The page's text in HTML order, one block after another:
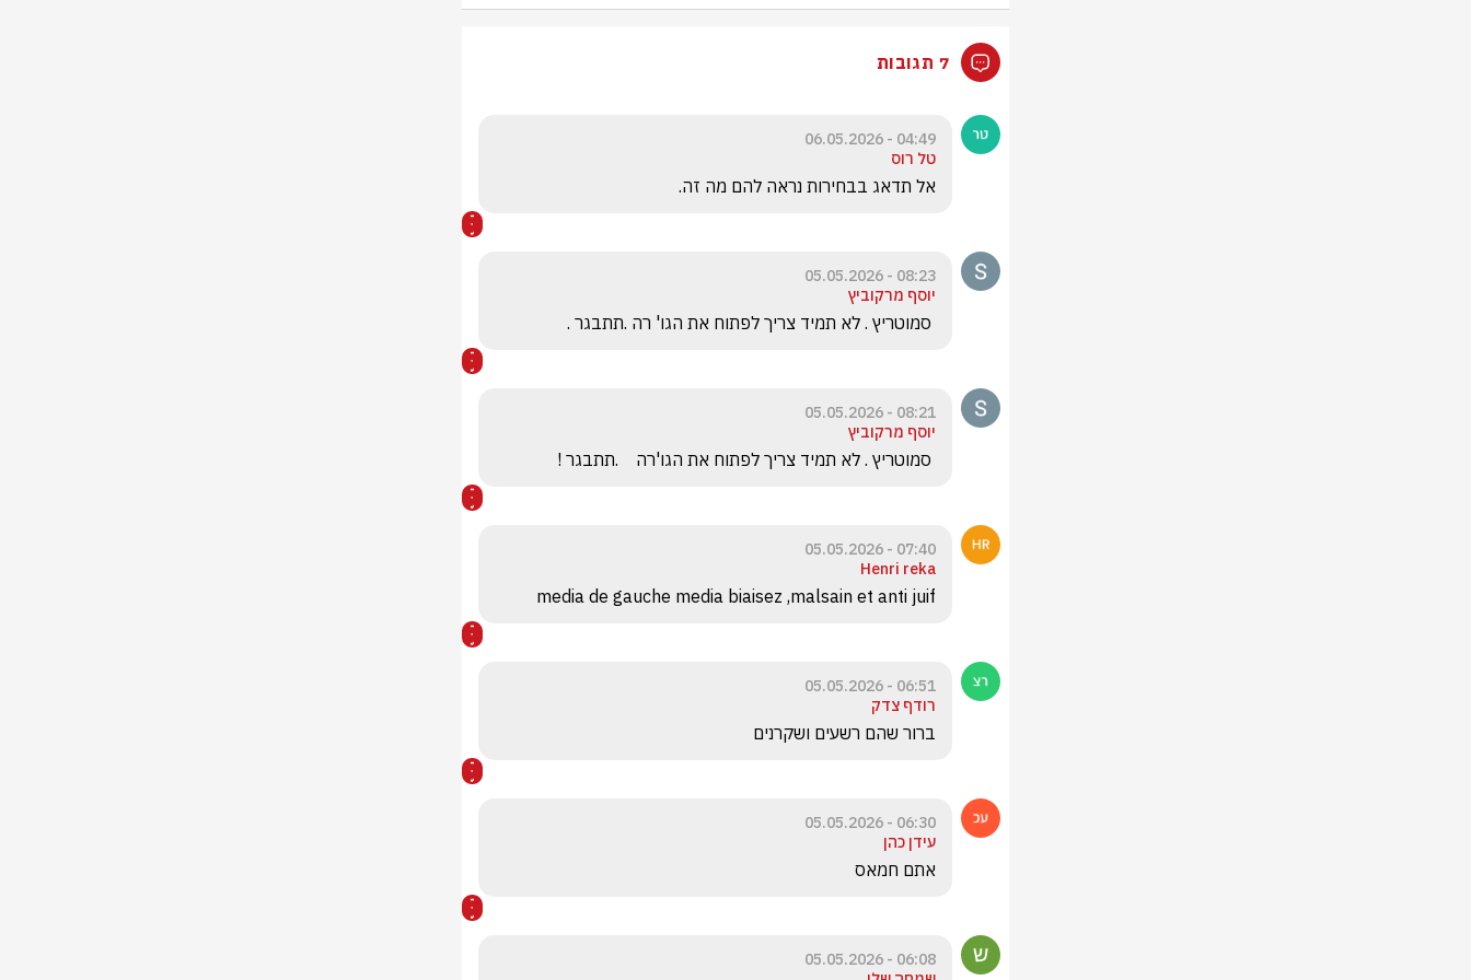
7 תגובות
04:49 - 06.05.2026
טל רוס
אל תדאג בבחירות נראה להם מה זה.
08:23 - 05.05.2026
יוסף מרקוביץ
08:21 - 05.05.2026
יוסף מרקוביץ
07:40 - 05.05.2026
Henri reka
media de gauche media biaisez ,malsain et anti juif
06:51 - 05.05.2026
רודף צדק
ברור שהם רשעים ושקרנים
06:30 - 05.05.2026
עידן כהן
אתם חמאס
06:08 - 05.05.2026